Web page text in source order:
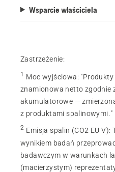
Wsparcie właściciela
Zastrzeżenie:
1 Moc wyjściowa:
znamionowa netto zgodnie
akumulatorowe —
z produktami spalinowymi."
2 Emisja spalin (CO2 EU V):
wynikiem badań
badawczym w warunkach
(macierzystym)